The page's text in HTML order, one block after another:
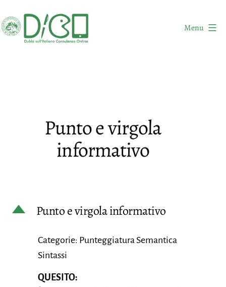
al
contenuto
Menu
Punto e virgola
informativo
D Punto e virgola informativo
Categorie: Punteggiatura Semantica
Sintassi
QUESITO: